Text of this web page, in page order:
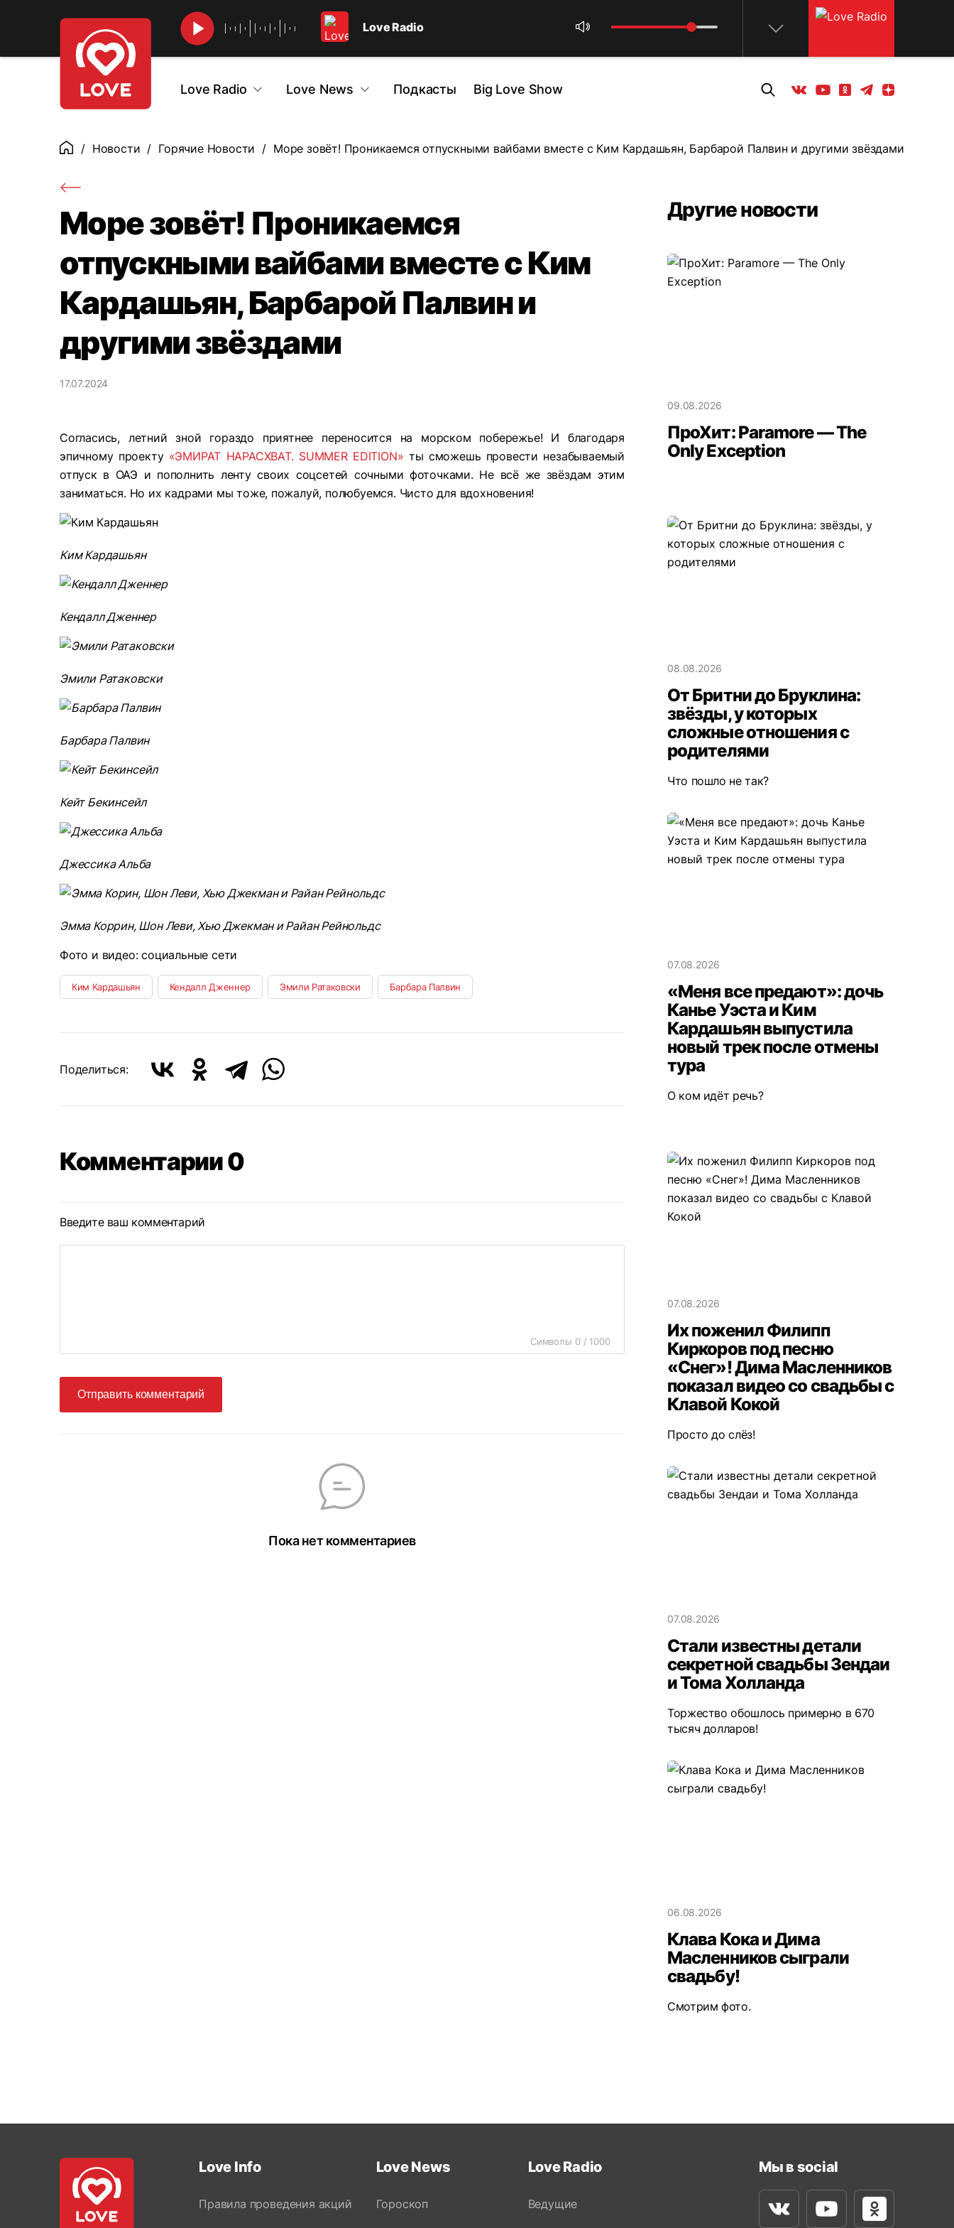
Love Radio
Love Radio Love News Подкасты Big Love Show Вконтакте
YoutubeОдноклассники
ТелеграмЯндекс дзен
ГлавнаяНовости Горячие Новости Море зовёт! Проникаемся отпускными вайбами вместе с Ким Кардашьян, Барбарой Палвин и другими звёздами
Море зовёт! Проникаемся
отпускными вайбами вместе с Ким
Кардашьян, Барбарой Палвин и
другими звёздами
17.07.2024
Согласись, летний зной гораздо приятнее переносится на морском побережье! И благодаря
эпичному проекту «ЭМИРАТ НАРАСХВАТ. SUMMER EDITION» ты сможешь провести незабываемый
отпуск в ОАЭ и пополнить ленту своих соцсетей сочными фоточками. Не всё же звёздам этим
заниматься. Но их кадрами мы тоже, пожалуй, полюбуемся. Чисто для вдохновения!
Ким Кардашьян
Кендалл Дженнер
Эмили Ратаковски
Барбара Палвин
Кейт Бекинсейл
Джессика Альба
Эмма Коррин, Шон Леви, Хью Джекман и Райан Рейнольдс
Фото и видео: социальные сети
Ким Кардашьян Кендалл Дженнер Эмили Ратаковски Барбара Палвин
Поделиться:
Комментарии 0
Введите ваш комментарий
Символы 0 / 1000
Отправить комментарий
Пока нет комментариев
Другие новости
09.08.2026
ПроХит: Paramore — The
Only Exception
08.08.2026
От Бритни до Бруклина:
звёзды, у которых
сложные отношения с
родителями
Что пошло не так?
07.08.2026
«Меня все предают»: дочь
Канье Уэста и Ким
Кардашьян выпустила
новый трек после отмены
тура
О ком идёт речь?
07.08.2026
Их поженил Филипп
Киркоров под песню
«Снег»! Дима Масленников
показал видео со свадьбы с
Клавой Кокой
Просто до слёз!
07.08.2026
Стали известны детали
секретной свадьбы Зендаи
и Тома Холланда
Торжество обошлось примерно в 670
тысяч долларов!
06.08.2026
Клава Кока и Дима
Масленников сыграли
свадьбу!
Смотрим фото.
Love Info
Правила проведения акций
Love News
Гороскоп
Love Radio
Ведущие
Мы в social
ВконтактеYoutube